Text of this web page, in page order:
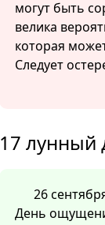
могут быть
велика
которая
Следует
17 лунный
26
День